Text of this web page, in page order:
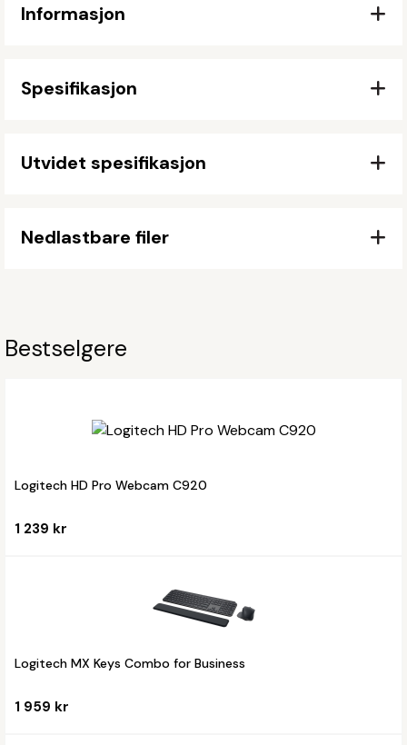
Informasjon
Spesifikasjon
Utvidet spesifikasjon
Nedlastbare filer
Bestselgere
Logitech HD Pro Webcam C920
1 239 kr
Logitech MX Keys Combo for Business
1 959 kr